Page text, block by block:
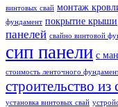
винтовых свай монтаж
фундамент покрытие крыши
панелей свайно винтовой
сип панели с
стоимость ленточного
строительство из
установка винтовых свай